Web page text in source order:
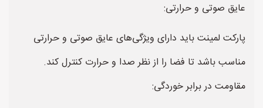
عایق صوتی و حرارتی:
پارکت لمینت باید دارای ویژگی‌های عایق صوتی و حرارتی
مناسب باشد تا فضا را از نظر صدا و حرارت کنترل کند.
مقاومت در برابر خوردگی: